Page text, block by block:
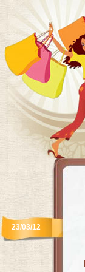
23/03/12